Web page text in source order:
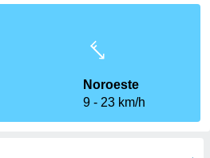
Noroeste
9
23 km/h